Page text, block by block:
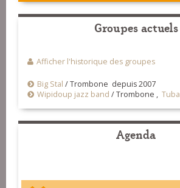
Groupes actuels
Afficher l'historique des groupes
Big Stal /Trombone depuis 2007
Wipidoup jazz band /Trombone , Tuba
Agenda